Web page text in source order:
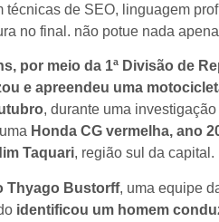
técnicas de SEO, linguagem
no final. não potue nada
por meio da 1ª Divisão de
e apreendeu uma
, durante uma
Honda CG vermelha, ano
Taquari, região sul da capital.
Thyago Bustorff, uma equipe
identificou um homem